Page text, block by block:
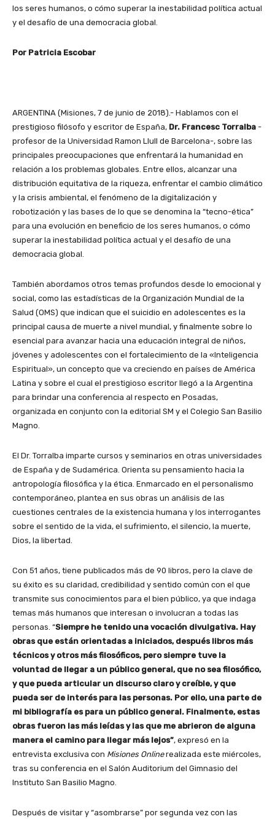
los seres humanos, o cómo superar la inestabilidad política actual
y el desafío de una democracia global.
Por Patricia Escobar
ARGENTINA (Misiones, 7 de junio de 2018).- Hablamos con el
prestigioso filósofo y escritor de España, Dr. Francesc Torralba -
profesor de la Universidad Ramon Llull de Barcelona-, sobre las
principales preocupaciones que enfrentará la humanidad en
relación a los problemas globales. Entre ellos, alcanzar una
distribución equitativa de la riqueza, enfrentar el cambio climático
y la crisis ambiental, el fenómeno de la digitalización y
robotización y las bases de lo que se denomina la “tecno-ética”
para una evolución en beneficio de los seres humanos, o cómo
superar la inestabilidad política actual y el desafío de una
democracia global.
También abordamos otros temas profundos desde lo emocional y
social, como las estadísticas de la Organización Mundial de la
Salud (OMS) que indican que el suicidio en adolescentes es la
principal causa de muerte a nivel mundial, y finalmente sobre lo
esencial para avanzar hacia una educación integral de niños,
jóvenes y adolescentes con el fortalecimiento de la «Inteligencia
Espiritual», un concepto que va creciendo en países de América
Latina y sobre el cual el prestigioso escritor llegó a la Argentina
para brindar una conferencia al respecto en Posadas,
organizada en conjunto con la editorial SM y el Colegio San Basilio
Magno.
El Dr. Torralba imparte cursos y seminarios en otras universidades
de España y de Sudamérica. Orienta su pensamiento hacia la
antropología filosófica y la ética. Enmarcado en el personalismo
contemporáneo, plantea en sus obras un análisis de las
cuestiones centrales de la existencia humana y los interrogantes
sobre el sentido de la vida, el sufrimiento, el silencio, la muerte,
Dios, la libertad.
Con 51 años, tiene publicados más de 90 libros, pero la clave de
su éxito es su claridad, credibilidad y sentido común con el que
transmite sus conocimientos para el bien público, ya que indaga
temas más humanos que interesan o involucran a todas las
personas. “Siempre he tenido una vocación divulgativa. Hay
obras que están orientadas a iniciados, después libros más
técnicos y otros más filosóficos, pero siempre tuve la
voluntad de llegar a un público general, que no sea filosófico,
y que pueda articular un discurso claro y creíble, y que
pueda ser de interés para las personas. Por ello, una parte de
mi bibliografía es para un público general. Finalmente, estas
obras fueron las más leídas y las que me abrieron de alguna
manera el camino para llegar más lejos”, expresó en la
entrevista exclusiva con Misiones Onlinerealizada este miércoles,
tras su conferencia en el Salón Auditorium del Gimnasio del
Instituto San Basilio Magno.
Después de visitar y “asombrarse” por segunda vez con las